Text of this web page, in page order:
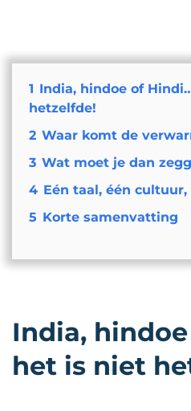
1 India, hindoe of
hetzelfde!
2 Waar komt de
3 Wat moet je dan
4 Eén taal, één
5 Korte samenvatting
India,
het is niet